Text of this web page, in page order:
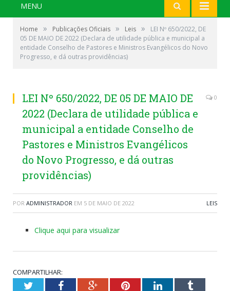
MENU
Home » Publicações Oficiais » Leis »
LEI Nº 650/2022, DE
05 DE MAIO DE 2022 (Declara de utilidade pública e municipal a
entidade Conselho de Pastores e Ministros Evangélicos do Novo
Progresso, e dá outras providências)
LEI Nº 650/2022, DE 05 DE MAIO DE
2022 (Declara de utilidade pública e
municipal a entidade Conselho de
Pastores e Ministros Evangélicos
do Novo Progresso, e dá outras
providências)
0
POR ADMINISTRADOR EM 5 DE MAIO DE 2022 LEIS
Clique aqui para visualizar
COMPARTILHAR:
TwitterFacebookGoogle+PinterestLinkedInTumblr